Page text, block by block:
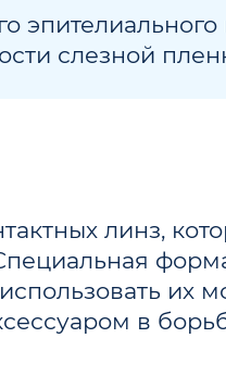
эпителиального
слезной
линз,
в